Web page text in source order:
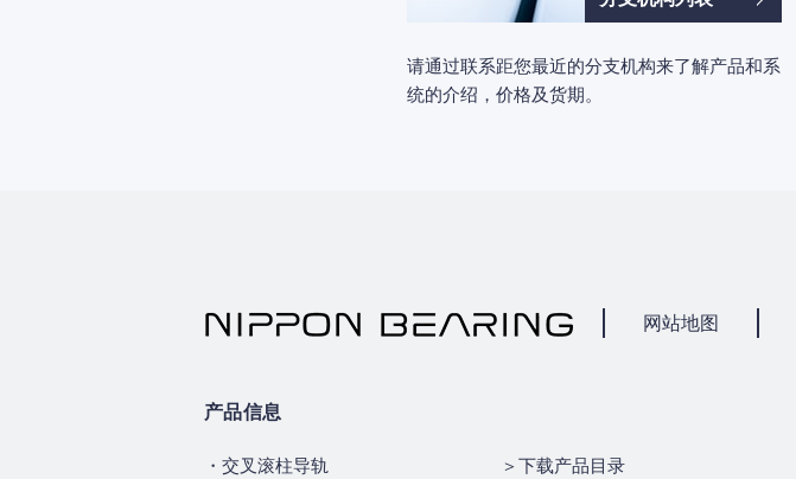
请通过联系距您最近的分支机构来了解产品和系
统的介绍，价格及货期。
网站地图
产品信息
・交叉滚柱导轨
＞下载产品目录